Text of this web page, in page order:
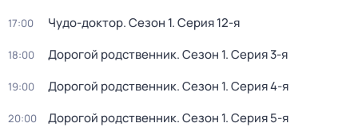
17:00 Чудо-доктор. Сезон 1. Серия 12-я
18:00 Дорогой родственник. Сезон 1. Серия 3-я
19:00 Дорогой родственник. Сезон 1. Серия 4-я
20:00 Дорогой родственник. Сезон 1. Серия 5-я